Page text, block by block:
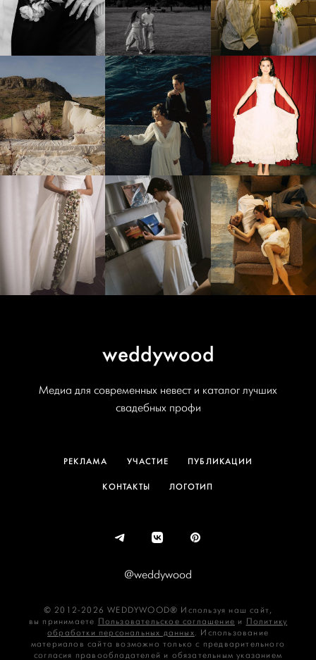
weddywood
Медиа для современных невест и каталог лучших
свадебных профи
РЕКЛАМА УЧАСТИЕ ПУБЛИКАЦИИ
КОНТАКТЫ ЛОГОТИП
@weddywood
© 2012-2026 WEDDYWOOD® Используя наш сайт,
вы принимаете Пользовательское соглашение и
Политику
обработки персональных данных. Использование
материалов сайта возможно только с предварительного
согласия правообладателей и обязательным указанием